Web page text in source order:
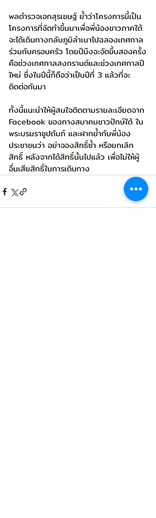
พลตำรวจเอกสุรเชษฐ์ ย้ำว่าโครงการนี้เป็น
โครงการที่จัดทำขึ้นมาเพื่อพี่น้องชาวภาคใต้
จะได้เดินทางกลับภูมิลำเนาไปฉลองเทศกาล
ร่วมกับครอบครัว โดยปีนึงจะจัดขึ้นสองครั้ง
คือช่วงเทศกาลสงกรานต์และช่วงเทศกาลปี
ใหม่ ซึ่งในปีนี้ก็ถือว่าเป็นปีที่ 3 แล้วที่จะ
ติดต่อกันมา
ทั้งนี้แนะนำให้ผู้สนใจติดตามรายละเอียดจาก
Facebook ของทางสมาคมชาวปักษ์ใต้ ใน
พระบรมราชูปถัมภ์ และฝากย้ำกับพี่น้อง
ประชาชนว่า อย่าจองสิทธิ์ซ้ำ หรือยกเลิก
สิทธิ์ หลังจากได้สิทธิ์นั้นไปแล้ว เพื่อไม่ให้ผู้
อื่นเสียสิทธิ์ในการเดินทาง